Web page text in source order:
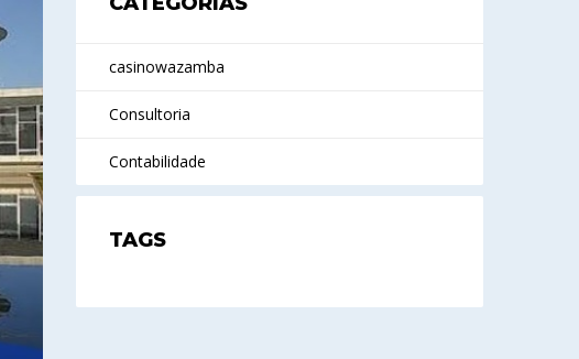
casinowazamba
Consultoria
Contabilidade
TAGS